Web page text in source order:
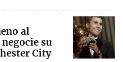
al
su
City